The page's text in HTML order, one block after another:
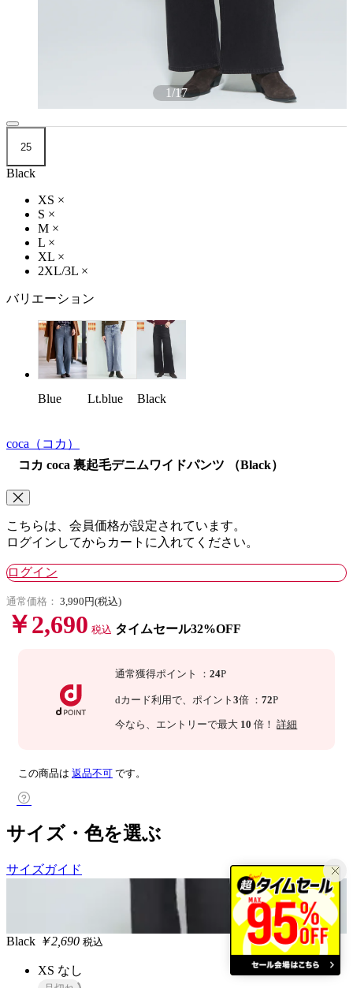
1/17
25
Black
XS ×
S ×
M ×
L ×
XL ×
2XL/3L ×
バリエーション
Blue Lt.blue Black
coca （コカ）
コカ coca 裏起毛デニムワイドパンツ （Black）
こちらは、会員価格が設定されています。
ログインしてからカートに入れてください。
ログイン
通常価格： 3,990円(税込)
￥2,690 税込 タイムセール32%OFF
通常獲得ポイント ：24P
dカード利用で、ポイント3倍 ：72P
今なら 、エントリーで最大 10 倍！詳細
この商品は 返品不可 です。
サイズ・色を選ぶ
サイズガイド
Black ￥2,690 税込
XS なし